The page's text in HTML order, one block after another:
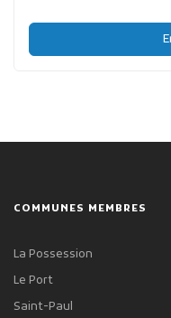
COMMUNES MEMBRES
La Possession
Le Port
Saint-Paul